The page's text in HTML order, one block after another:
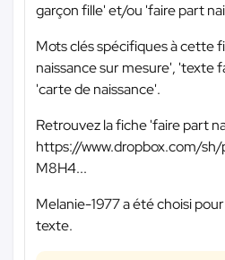
garçon fille' et/ou 'faire part
Mots clés spécifiques à cette
naissance sur mesure', 'texte
'carte de naissance'.
Retrouvez la fiche 'faire part
https://www.dropbox.com/
M8H4...
Melanie-1977 a été choisi
texte.